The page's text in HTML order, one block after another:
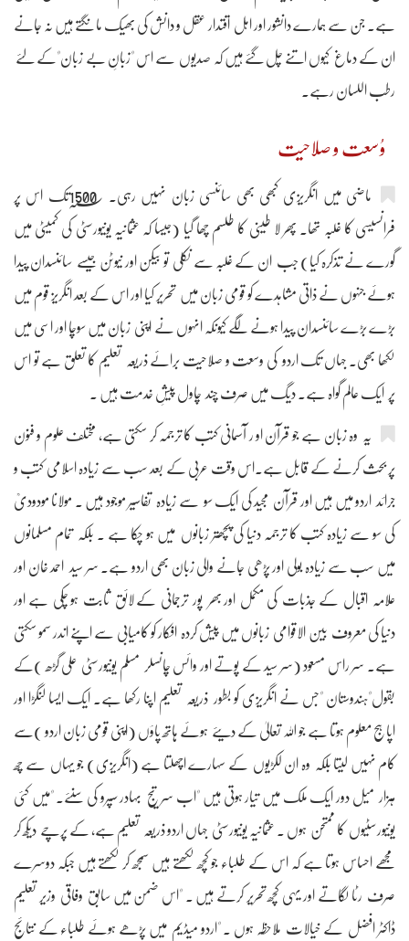
ہے۔ جن سے ہمارے دانشور اور اہل اقتدار عقل و دانش کی بھیک مانگتے ہیں نہ جانے
ان کے دماغ کیوں اتنے چل گئے ہیں کہ صدیوں سے اس "زبانِ بے زبان"کے لئے
رطب اللسان رہے۔
وُسعت و صلاحیت
ماضی میں انگریزی کبھی بھی سائنسی زبان نہیں رہی۔ 1500؁تک اس پر
فرانسیسی کا غلبہ تھا۔ پھر لا طینی کا طلسم چھا گیا (جیسا کہ عثمانیہ یونیورسٹی کی کمیٹی میں
گورے نے تذکرہ کیا) جب ان کے غلبہ سے نکلی تو بیکن اور نیوٹن جیسے سائنسدان پیدا
ہوئے جنہوں نے ذاتی مشاہدے کو قومی زبان میں تحریر کیا اور اس کے بعد انگریز قوم میں
بڑے بڑے سائنسدان پیدا ہونے لگے کیونکہ انہوں نے اپنی زبان میں سوچا اور اسی میں
لکھا بھی۔ جہاں تک اردو کی وسعت و صلاحیت برائے ذریعہ تعلیم کا تعلق ہے تو اس
پر ایک عالم گواہ ہے۔ دیگ میں صرف چند چاول پیشِ خدمت ہیں ۔
یہ وہ زبان ہے جو قرآن او ر آسمانی کتب کا ترجمہ کر سکتی ہے، مختلف علوم و فنون
پر بحث کرنے کے قابل ہے۔اس وقت عربی کے بعد سب سے زیادہ اسلامی کتب و
جرائد اردو میں ہیں اور قرآن مجید کی ایک سو سے زیادہ تفاسیر موجود ہیں ۔ مولانا مودودیؒ
کی سو سے زیادہ کتب کا ترجمہ دنیا کی پچھتر زبانوں میں ہو چکا ہے ۔ بلکہ تمام مسلمانوں
میں سب سے زیادہ بولی اور پڑھی جانے والی زبان بھی اردو ہے۔ سر سید احمد خان اور
علامہ اقبال کے جذبات کی مکمل اور بھر پور ترجمانی کے لائق ثابت ہو چکی ہے اور
دنیا کی معروف بین الاقوامی زبانوں میں پیش کردہ افکار کو کامیابی سے اپنے اندر سمو سکتی
ہے۔ سر راس مسعود (سر سید کے پوتے اور وائس چانسلر مسلم یونیورسٹی علی گڑھ )کے
بقول"ہندوستان "جس نے انگریزی کو بطور ذریعہ تعلیم اپنا رکھا ہے۔ ایک ایسا لنگڑا اور
اپاہج معلوم ہوتا ہے جو اللہ تعالیٰ کے دیئے ہوئے ہاتھ پاؤں (اپنی قومی زبان اردو )سے
کام نہیں لیتا بلکہ وہ ان لکڑیوں کے سہارے اچھلتا ہے (انگریزی) جو یہاں سے چھ
ہزار میل دور ایک ملک میں تیار ہوتی ہیں "اب سر تیج بہادر سپرو کی سنئے۔ "میں کئی
یونیورسٹیوں کا ممتحن ہوں ۔ عثمانیہ یونیورسٹی جہاں اردو ذریعہ تعلیم ہے، کے پرچے دیکھ کر
مجھے احساس ہوتا ہے کہ اس کے طلباء جو کچھ لکھتے ہیں سمجھ کر لکھتے ہیں جبکہ دوسرے
صرف رٹا لگاتے اور یہی کچھ تحریر کرتے ہیں ۔ "اس ضمن میں سابق وفاقی وزیر تعلیم
ڈاکٹر افضل کے خیالات ملاحظہ ہوں ۔ "اردو میڈیم میں پڑھے ہوئے طلباء کے نتائج